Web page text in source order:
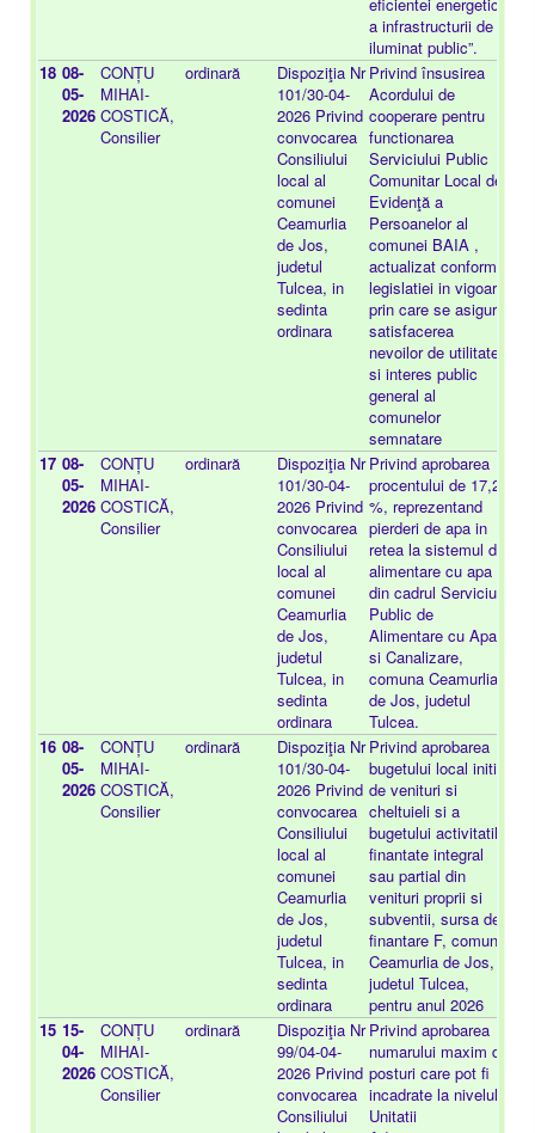
a infrastructurii de
iluminat public”.
18 08-
05-
2026
CONȚU
MIHAI-
COSTICĂ,
Consilier
ordinară
Dispoziţia Nr
101/30-04-
2026 Privind
convocarea
Consiliului
local al
comunei
Ceamurlia
de Jos,
judetul
Tulcea, in
sedinta
ordinara
Privind însusirea
Acordului de
cooperare pentru
functionarea
Serviciului Public
Comunitar Local de
Evidenţă a
Persoanelor al
comunei BAIA ,
actualizat conform
legislatiei in vigoare,
prin care se asigură
satisfacerea
nevoilor de utilitate
si interes public
general al
comunelor
semnatare
17 08-
05-
2026
CONȚU
MIHAI-
COSTICĂ,
Consilier
ordinară
Dispoziţia Nr
101/30-04-
2026 Privind
convocarea
Consiliului
local al
comunei
Ceamurlia
de Jos,
judetul
Tulcea, in
sedinta
ordinara
Privind aprobarea
procentului de 17,24
%, reprezentand
pierderi de apa in
retea la sistemul de
alimentare cu apa
din cadrul Serviciul
Public de
Alimentare cu Apa
si Canalizare,
comuna Ceamurlia
de Jos, judetul
Tulcea.
16 08-
05-
2026
CONȚU
MIHAI-
COSTICĂ,
Consilier
ordinară
Dispoziţia Nr
101/30-04-
2026 Privind
convocarea
Consiliului
local al
comunei
Ceamurlia
de Jos,
judetul
Tulcea, in
sedinta
ordinara
Privind aprobarea
bugetului local initial
de venituri si
cheltuieli si a
bugetului activitatilor
finantate integral
sau partial din
venituri proprii si
subventii, sursa de
finantare F, comuna
Ceamurlia de Jos,
judetul Tulcea,
pentru anul 2026
15 15-
04-
2026
CONȚU
MIHAI-
COSTICĂ,
Consilier
ordinară
Dispoziţia Nr
99/04-04-
2026 Privind
convocarea
Consiliului
Privind aprobarea
numarului maxim de
posturi care pot fi
incadrate la nivelul
Unitatii